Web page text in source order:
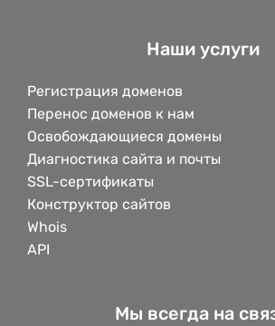
Наши услуги
Регистрация доменов
Перенос доменов к нам
Освобождающиеся домены
Диагностика сайта и почты
SSL-сертификаты
Конструктор сайтов
Whois
API
Мы всегда на